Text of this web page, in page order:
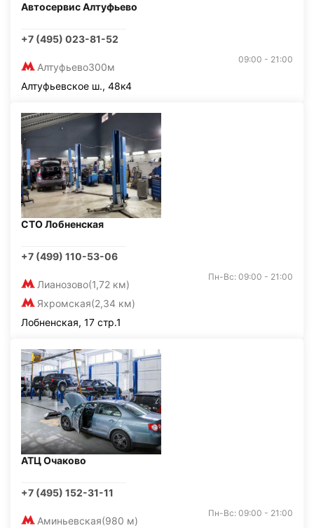
Автосервис Алтуфьево
+7 (495) 023-81-52
Алтуфьево300м
09:00 - 21:00
Алтуфьевское ш., 48к4
СТО Лобненская
+7 (499) 110-53-06
Лианозово(1,72 км)
Яхромская(2,34 км)
Пн-Вс: 09:00 - 21:00
Лобненская, 17 стр.1
АТЦ Очаково
+7 (495) 152-31-11
Аминьевская(980 м)
Пн-Вс: 09:00 - 21:00